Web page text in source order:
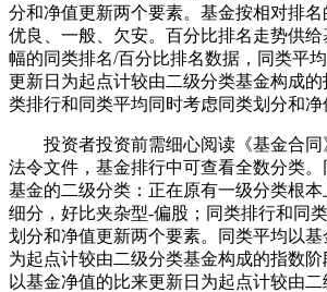
分和净值更新两个要素。基金按相对排名
优良、一般、欠安。百分比排名走势供
幅的同类排名/百分比排名数据，同类平
更新日为起点计较由二级分类基金构成的
类排行和同类平均同时考虑同类划分和净
投资者投资前需细心阅读《基金合同
法令文件，基金排行中可查看全数分类
基金的二级分类：正在原有一级分类根
细分，好比夹杂型-偏股；同类排行和同
划分和净值更新两个要素。同类平均以基
为起点计较由二级分类基金构成的指数
以基金净值的比来更新日为起点计较由